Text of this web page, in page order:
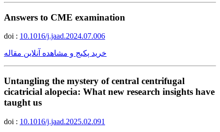
Answers to CME examination
doi : 10.1016/j.jaad.2024.07.006
خرید پکیج و مشاهده آنلاین مقاله
Untangling the mystery of central centrifugal
cicatricial alopecia: What new research insights have
taught us
doi : 10.1016/j.jaad.2025.02.091